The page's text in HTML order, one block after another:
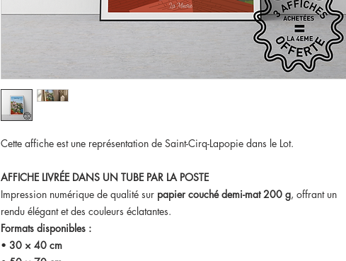
Cette affiche est une représentation de Saint-Cirq-Lapopie dans le Lot.
AFFICHE LIVRÉE DANS UN TUBE PAR LA POSTE
Impression numérique de qualité sur papier couché demi-mat 200 g, offrant un
rendu élégant et des couleurs éclatantes.
Formats disponibles :
• 30 × 40 cm